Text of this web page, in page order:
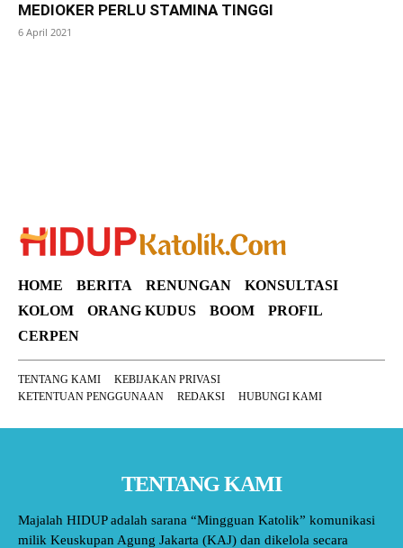
MEDIOKER PERLU STAMINA TINGGI
6 April 2021
HOME BERITA RENUNGAN
KONSULTASI
KOLOM
ORANG KUDUS BOOM
PROFIL
CERPEN
TENTANG KAMI
KEBIJAKAN PRIVASI
KETENTUAN PENGGUNAAN
REDAKSI HUBUNGI KAMI
TENTANG KAMI
Majalah HIDUP adalah sarana “Mingguan Katolik” komunikasi
milik Keuskupan Agung Jakarta (KAJ) dan dikelola secara